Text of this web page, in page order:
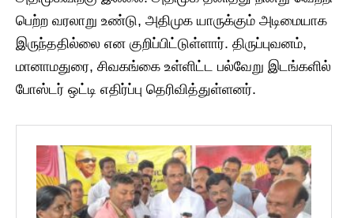
பெற்ற வரலாறு உண்டு, அதிமுக யாருக்கும் அடிமையாக
இருந்ததில்லை என குறிப்பிட்டுள்ளார். திருப்புவனம்,
மானாமதுரை, சிவகங்கை உள்ளிட்ட பல்வேறு இடங்களில்
போஸ்டர் ஒட்டி எதிர்ப்பு தெரிவித்துள்ளனர்.